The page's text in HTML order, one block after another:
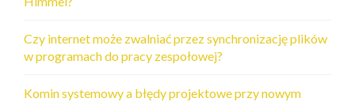
Czy internet może zwalniać przez synchronizację plików
w programach do pracy zespołowej?
Komin systemowy a błędy projektowe przy nowym